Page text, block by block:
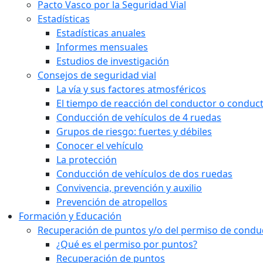
Pacto Vasco por la Seguridad Vial
Estadísticas
Estadísticas anuales
Informes mensuales
Estudios de investigación
Consejos de seguridad vial
La vía y sus factores atmosféricos
El tiempo de reacción del conductor o
Conducción de vehículos de 4 ruedas
Grupos de riesgo: fuertes y débiles
Conocer el vehículo
La protección
Conducción de vehículos de dos ruedas
Convivencia, prevención y auxilio
Prevención de atropellos
Formación y Educación
Recuperación de puntos y/o del permiso de
¿Qué es el permiso por puntos?
Recuperación de puntos